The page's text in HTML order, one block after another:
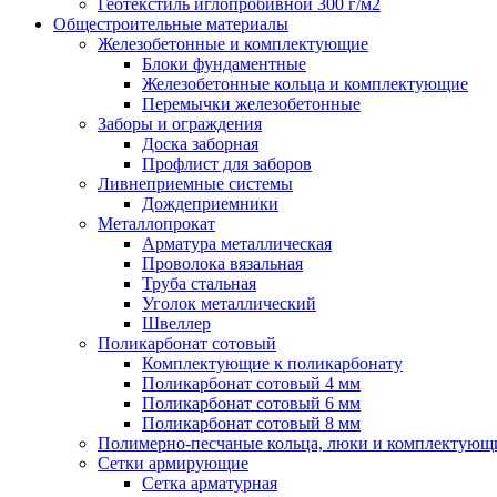
Геотекстиль иглопробивной 300 г/м2
Общестроительные материалы
Железобетонные и комплектующие
Блоки фундаментные
Железобетонные кольца и комплектующие
Перемычки железобетонные
Заборы и ограждения
Доска заборная
Профлист для заборов
Ливнеприемные системы
Дождеприемники
Металлопрокат
Арматура металлическая
Проволока вязальная
Труба стальная
Уголок металлический
Швеллер
Поликарбонат сотовый
Комплектующие к поликарбонату
Поликарбонат сотовый 4 мм
Поликарбонат сотовый 6 мм
Поликарбонат сотовый 8 мм
Полимерно-песчаные кольца, люки и
Сетки армирующие
Сетка арматурная